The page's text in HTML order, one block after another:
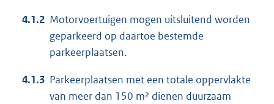
4.1.2 Motorvoertuigen mogen uitsluitend worden
geparkeerd op daartoe bestemde
parkeerplaatsen.
4.1.3 Parkeerplaatsen met een totale oppervlakte
van meer dan 150 m² dienen duurzaam